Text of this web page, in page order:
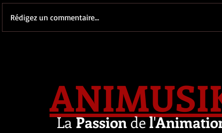
Rédigez un commentaire...
LaPassiondel'